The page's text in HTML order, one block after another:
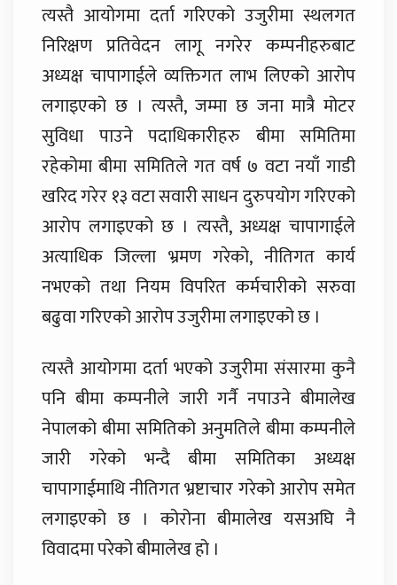
त्यस्तै आयोगमा दर्ता गरिएको उजुरीमा स्थलगत
निरिक्षण प्रतिवेदन लागू नगरेर कम्पनीहरुबाट
अध्यक्ष चापागाईले व्यक्तिगत लाभ लिएको आरोप
लगाइएको छ । त्यस्तै, जम्मा छ जना मात्रै मोटर
सुविधा पाउने पदाधिकारीहरु बीमा समितिमा
रहेकोमा बीमा समितिले गत वर्ष ७ वटा नयाँ गाडी
खरिद गरेर १३ वटा सवारी साधन दुरुपयोग गरिएको
आरोप लगाइएको छ । त्यस्तै, अध्यक्ष चापागाईले
अत्याधिक जिल्ला भ्रमण गरेको, नीतिगत कार्य
नभएको तथा नियम विपरित कर्मचारीको सरुवा
बढुवा गरिएको आरोप उजुरीमा लगाइएको छ ।
त्यस्तै आयोगमा दर्ता भएको उजुरीमा संसारमा कुनै
पनि बीमा कम्पनीले जारी गर्नै नपाउने बीमालेख
नेपालको बीमा समितिको अनुमतिले बीमा कम्पनीले
जारी गरेको भन्दै बीमा समितिका अध्यक्ष
चापागाईमाथि नीतिगत भ्रष्टाचार गरेको आरोप समेत
लगाइएको छ । कोरोना बीमालेख यसअघि नै
विवादमा परेको बीमालेख हो ।